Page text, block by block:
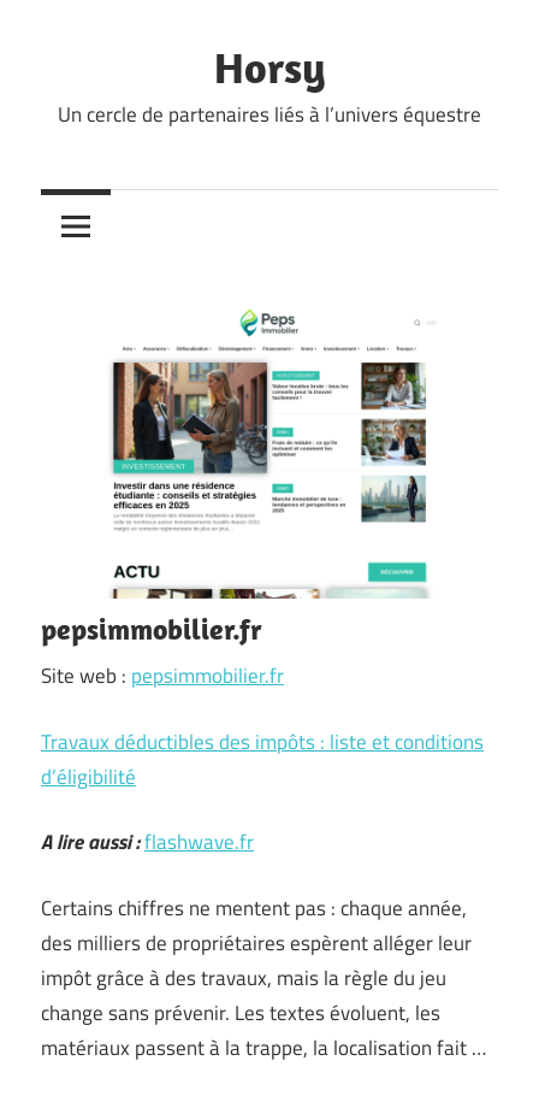
Horsy
Un cercle de partenaires liés à l’univers équestre
pepsimmobilier.fr
Site web : pepsimmobilier.fr
Travaux déductibles des impôts : liste et conditions
d’éligibilité
A lire aussi :flashwave.fr
Certains chiffres ne mentent pas : chaque année,
des milliers de propriétaires espèrent alléger leur
impôt grâce à des travaux, mais la règle du jeu
change sans prévenir. Les textes évoluent, les
matériaux passent à la trappe, la localisation fait …